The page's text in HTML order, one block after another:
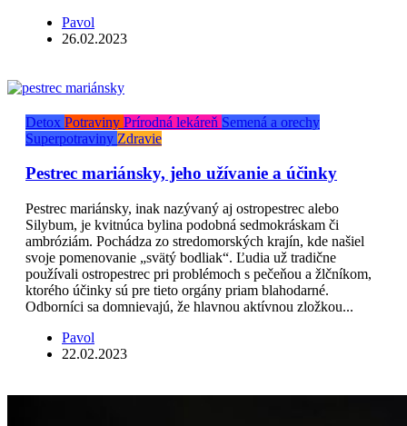
Pavol
26.02.2023
Detox Potraviny Prírodná lekáreň Semená a orechy
Superpotraviny Zdravie
Pestrec mariánsky, jeho užívanie a účinky
Pestrec mariánsky, inak nazývaný aj ostropestrec alebo
Silybum, je kvitnúca bylina podobná sedmokráskam či
ambróziám. Pochádza zo stredomorských krajín, kde našiel
svoje pomenovanie „svätý bodliak“. Ľudia už tradične
používali ostropestrec pri problémoch s pečeňou a žlčníkom,
ktorého účinky sú pre tieto orgány priam blahodarné.
Odborníci sa domnievajú, že hlavnou aktívnou zložkou...
Pavol
22.02.2023